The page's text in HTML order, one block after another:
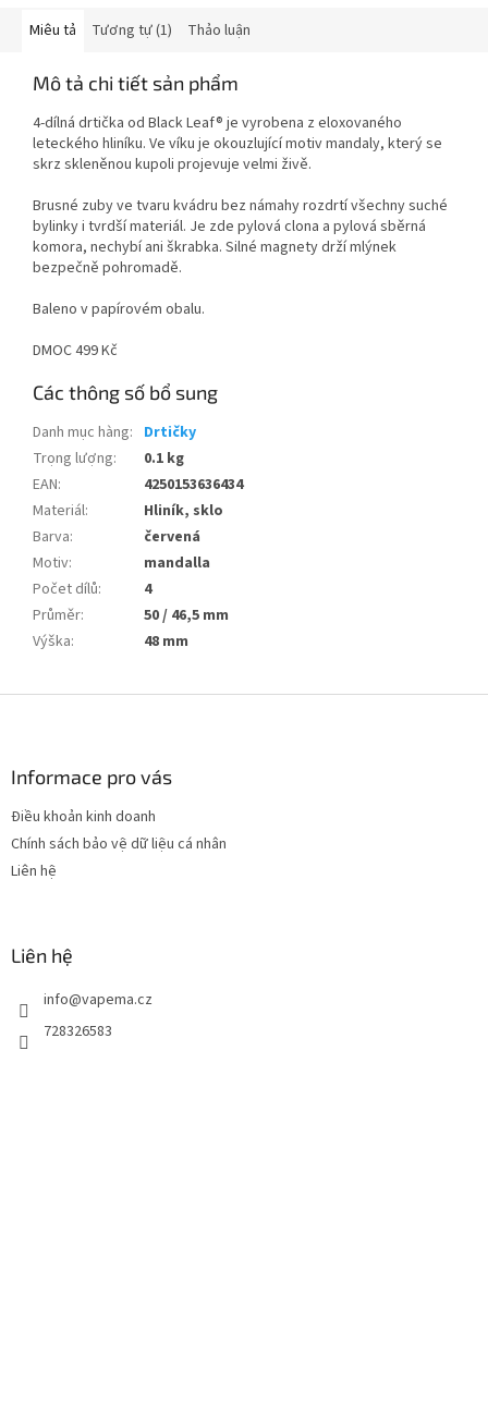
Miêu tả Tương tự (1) Thảo luận
Mô tả chi tiết sản phẩm
4-dílná drtička od Black Leaf® je vyrobena z eloxovaného
leteckého hliníku. Ve víku je okouzlující motiv mandaly, který se
skrz skleněnou kupoli projevuje velmi živě.
Brusné zuby ve tvaru kvádru bez námahy rozdrtí všechny suché
bylinky i tvrdší materiál. Je zde pylová clona a pylová sběrná
komora, nechybí ani škrabka. Silné magnety drží mlýnek
bezpečně pohromadě.
Baleno v papírovém obalu.
DMOC 499 Kč
Các thông số bổ sung
Danh mục hàng: Drtičky
Trọng lượng:
0.1 kg
EAN:
4250153636434
Materiál:
Hliník, sklo
Barva:
červená
Motiv:
mandalla
Počet dílů:
4
Průměr:
50 / 46,5 mm
Výška: 48 mm
n
Informace pro vás
Điều khoản kinh doanh
Chính sách bảo vệ dữ liệu cá nhân
Liên hệ
Liên hệ
info@vapema.cz
728326583